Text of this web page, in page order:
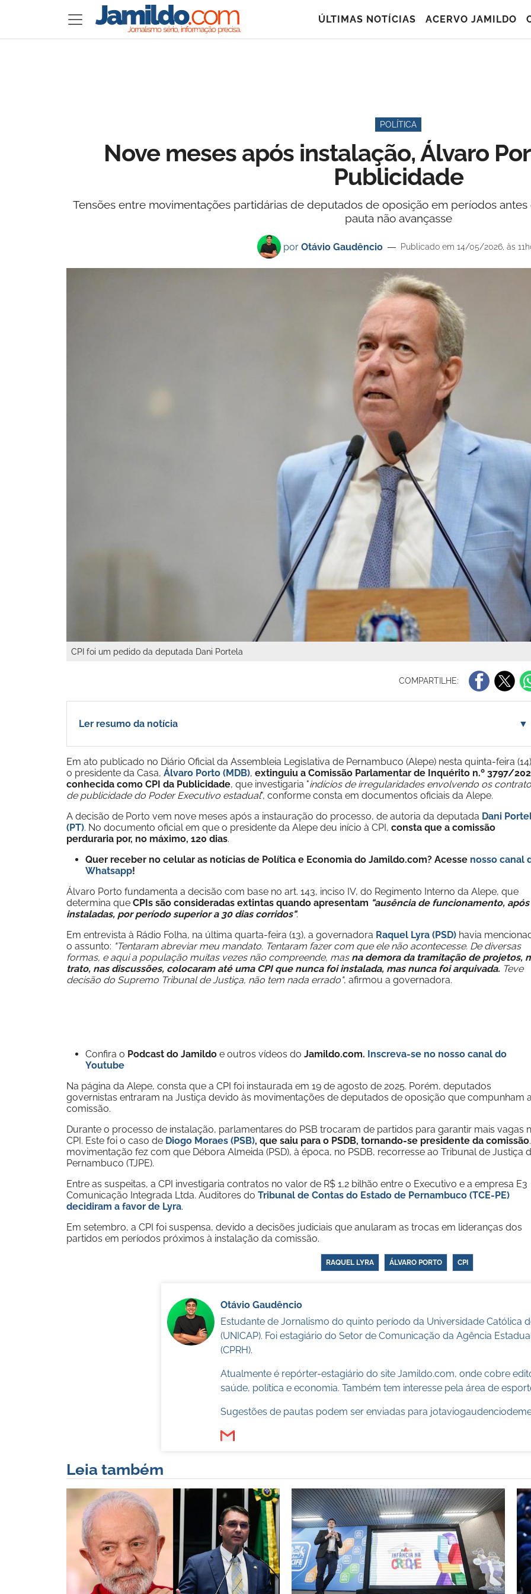
ÚLTIMAS NOTÍCIAS ACERVO JAMILDO
POLÍTICA
Nove meses após instalação, Álvaro
Publicidade
Tensões entre movimentações partidárias de deputados de oposição em períodos
pauta não avançasse
por Otávio Gaudêncio Publicado em 14/05/2026, às
CPI foi um pedido da deputada Dani Portela
COMPARTILHE:
Ler resumo da notícia ▼
Em ato publicado no Diário Oficial da Assembleia Legislativa de Pernambuco (Alepe) nesta quinta-feira
o presidente da Casa, Álvaro Porto (MDB), extinguiu a Comissão Parlamentar de Inquérito n.º 3797/
conhecida como CPI da Publicidade, que investigaria "indícios de irregularidades envolvendo os
de publicidade do Poder Executivo estadual", conforme consta em documentos oficiais da Alepe.
A decisão de Porto vem nove meses após a instauração do processo, de autoria da deputada Dani
(PT). No documento oficial em que o presidente da Alepe deu início à CPI, consta que a comissão
perduraria por, no máximo, 120 dias.
Quer receber no celular as notícias de Política e Economia do Jamildo.com? Acesse nosso canal
Whatsapp!
Álvaro Porto fundamenta a decisão com base no art. 143, inciso IV, do Regimento Interno da Alepe, que
determina que CPIs são consideradas extintas quando apresentam "ausência de funcionamento, após
instaladas, por período superior a 30 dias corridos".
Em entrevista à Rádio Folha, na última quarta-feira (13), a governadora Raquel Lyra (PSD) havia
o assunto: "Tentaram abreviar meu mandato. Tentaram fazer com que ele não acontecesse. De diversas
formas, e aqui a população muitas vezes não compreende, masna demora da tramitação de projetos,
trato, nas discussões, colocaram até uma CPI que nunca foi instalada, mas nunca foi arquivada. Teve
decisão do Supremo Tribunal de Justiça, não tem nada errado", afirmou a governadora.
Confira o Podcast do Jamildo e outros vídeos do Jamildo.com. Inscreva-se no nosso canal do
Youtube
Na página da Alepe, consta que a CPI foi instaurada em 19 de agosto de 2025. Porém, deputados
governistas entraram na Justiça devido às movimentações de deputados de oposição que compunham a
comissão.
Durante o processo de instalação, parlamentares do PSB trocaram de partidos para garantir mais vagas
CPI. Este foi o caso de Diogo Moraes (PSB), que saiu para o PSDB, tornando-se presidente da comissão
movimentação fez com que Débora Almeida (PSD), à época, no PSDB, recorresse ao Tribunal de Justiça
Pernambuco (TJPE).
Entre as suspeitas, a CPI investigaria contratos no valor de R$ 1,2 bilhão entre o Executivo e a empresa E3
Comunicação Integrada Ltda. Auditores do Tribunal de Contas do Estado de Pernambuco (TCE-PE)
decidiram a favor de Lyra.
Em setembro, a CPI foi suspensa, devido a decisões judiciais que anularam as trocas em lideranças dos
partidos em períodos próximos à instalação da comissão.
RAQUEL LYRA ÁLVARO PORTO CPI
Otávio Gaudêncio
Estudante de Jornalismo do quinto período da Universidade Católica
(UNICAP). Foi estagiário do Setor de Comunicação da Agência
(CPRH).
Atualmente é repórter-estagiário do site Jamildo.com, onde cobre
saúde, política e economia. Também tem interesse pela área de
Sugestões de pautas podem ser enviadas para
Leia também